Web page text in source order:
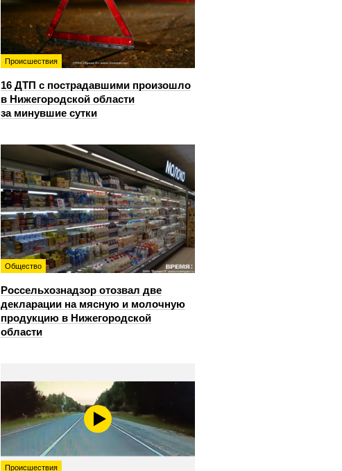
Происшествия
16 ДТП с пострадавшими произошло
в Нижегородской области
за минувшие сутки
Общество
Россельхознадзор отозвал две
декларации на мясную и молочную
продукцию в Нижегородской
области
Происшествия